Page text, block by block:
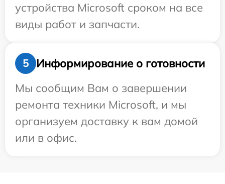
устройства Microsoft сроком на все
виды работ и запчасти.
5
Информирование о готовности
Мы сообщим Вам о завершении
ремонта техники Microsoft, и мы
организуем доставку к вам домой
или в офис.